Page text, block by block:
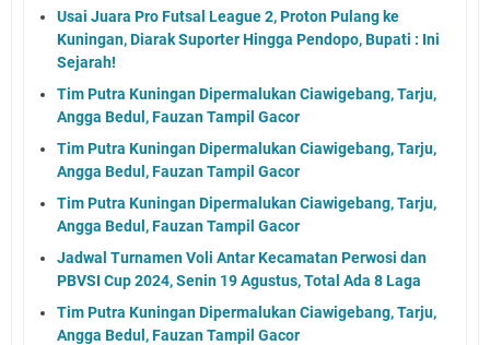
Usai Juara Pro Futsal League 2, Proton Pulang ke
Kuningan, Diarak Suporter Hingga Pendopo, Bupati : Ini
Sejarah!
Tim Putra Kuningan Dipermalukan Ciawigebang, Tarju,
Angga Bedul, Fauzan Tampil Gacor
Tim Putra Kuningan Dipermalukan Ciawigebang, Tarju,
Angga Bedul, Fauzan Tampil Gacor
Tim Putra Kuningan Dipermalukan Ciawigebang, Tarju,
Angga Bedul, Fauzan Tampil Gacor
Jadwal Turnamen Voli Antar Kecamatan Perwosi dan
PBVSI Cup 2024, Senin 19 Agustus, Total Ada 8 Laga
Tim Putra Kuningan Dipermalukan Ciawigebang, Tarju,
Angga Bedul, Fauzan Tampil Gacor